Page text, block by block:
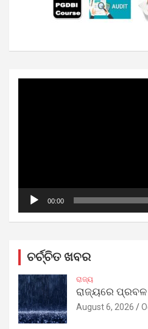
00:00
ଚର୍ଚ୍ଚିତ ଖବର
ରାଜ୍ୟ
ରାଜ୍ୟରେ ପ୍ରବଳ
August 6, 2026